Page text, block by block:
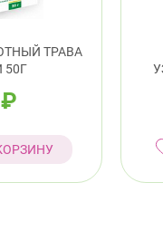
ТРАВА
50Г
₽